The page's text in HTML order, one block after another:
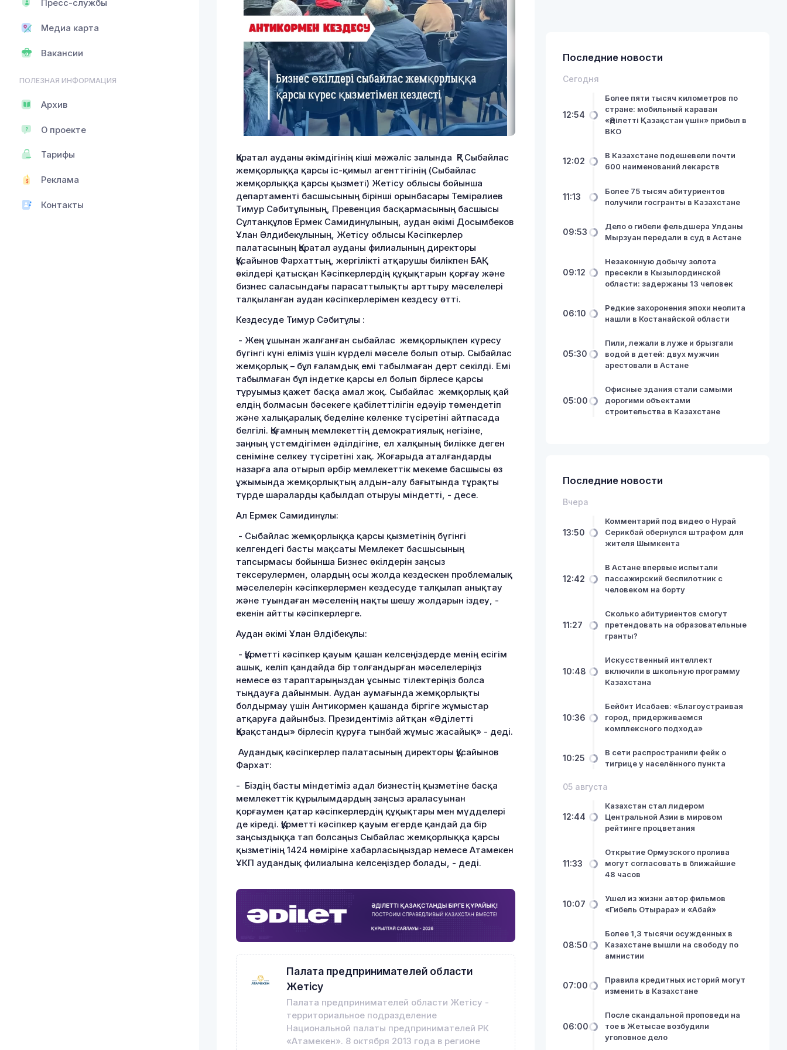
Пресс-службы
Медиа карта
Вакансии
ПОЛЕЗНАЯ ИНФОРМАЦИЯ
Архив
О проекте
Тарифы
Реклама
Контакты
Қаратал ауданы әкімдігінің кіші мәжәліс залында ҚР Сыбайлас
жемқорлыққа қарсы іс-қимыл агенттігінің (Сыбайлас
жемқорлыққа қарсы қызметі) Жетісу облысы бойынша
департаменті басшысының бірінші орынбасары Темірәлиев
Тимур Сәбитұлының, Превенция басқармасының басшысы
Сұлтанқұлов Ермек Самидинұлының, аудан әкімі Досымбеков
Ұлан Әлдибекұлының, Жетісу облысы Кәсіпкерлер
палатасының Қаратал ауданы филиалының директоры
Құсайынов Фархаттың, жергілікті атқарушы билікпен БАҚ
өкілдері қатысқан Кәсіпкерлердің құқықтарын қорғау және
бизнес саласындағы парасаттылықты арттыру мәселелері
талқыланған аудан кәсіпкерлерімен кездесу өтті.
Кездесуде Тимур Сәбитұлы :
- Жең ұшынан жалғанған сыбайлас жемқорлықпен күресу
бүгінгі күні еліміз үшін күрделі мәселе болып отыр. Сыбайлас
жемқорлық – бұл ғаламдық емі табылмаған дерт секілді. Емі
табылмаған бұл індетке қарсы ел болып бірлесе қарсы
тұруымыз қажет басқа амал жоқ. Сыбайлас жемқорлық қай
елдің болмасын бәсекеге қабілеттілігін едәуір төмендетіп
және халықаралық беделіне көленке түсіретіні айтпасада
белгілі. Қоғамның мемлекеттің демократиялық негізіне,
заңның үстемдігімен әділдігіне, ел халқының билікке деген
сеніміне селкеу түсіретіні хақ. Жоғарыда аталғандарды
назарға ала отырып әрбір мемлекеттік мекеме басшысы өз
ұжымында жемқорлықтың алдын-алу бағытында тұрақты
түрде шараларды қабылдап отыруы міндетті, - десе.
Ал Ермек Самидинұлы:
- Сыбайлас жемқорлыққа қарсы қызметінің бүгінгі
келгендегі басты мақсаты Мемлекет басшысының
тапсырмасы бойынша Бизнес өкілдерін заңсыз
тексерулермен, олардың осы жолда кездескен проблемалық
мәселелерін кәсіпкерлермен кездесуде талқылап анықтау
және туындаған мәселенің нақты шешу жолдарын іздеу, -
екенін айтты кәсіпкерлерге.
Аудан әкімі Ұлан Әлдібекұлы:
- Құрметті кәсіпкер қауым қашан келсеңіздерде менің есігім
ашық, келіп қандайда бір толғандырған мәселелеріңіз
немесе өз тараптарыңыздан ұсыныс тілектеріңіз болса
тыңдауға дайынмын. Аудан аумағында жемқорлықты
болдырмау үшін Антикормен қашанда біргіге жұмыстар
атқаруға дайынбыз. Президентіміз айтқан «Әділетті
Қазақстанды» бірлесіп құруға тынбай жұмыс жасайық» - деді.
Аудандық кәсіпкерлер палатасының директоры Құсайынов
Фархат:
- Біздің басты міндетіміз адал бизнестің қызметіне басқа
мемлекеттік құрылымдардың заңсыз араласуынан
қорғаумен қатар кәсіпкерлердің құқықтары мен мүдделері
де кіреді. Құрметті кәсіпкер қауым егерде қандай да бір
заңсыздыққа тап болсаңыз Сыбайлас жемқорлыққа қарсы
қызметінің 1424 нөміріне хабарласыңыздар немесе Атамекен
ҰКП аудандық филиалына келсеңіздер болады, - деді.
Палата предпринимателей области
Жетісу
Палата предпринимателей области Жетісу -
территориальное подразделение
Национальной палаты предпринимателей РК
«Атамекен». 8 октября 2013 года в регионе
Последние новости
Сегодня
12:54
Более пяти тысяч километров по
стране: мобильный караван
«Әділетті Қазақстан үшін» прибыл в
ВКО
12:02
В Казахстане подешевели почти
600 наименований лекарств
11:13
Более 75 тысяч абитуриентов
получили госгранты в Казахстане
09:53
Дело о гибели фельдшера Улданы
Мырзуан передали в суд в Астане
09:12
Незаконную добычу золота
пресекли в Кызылординской
области: задержаны 13 человек
06:10
Редкие захоронения эпохи неолита
нашли в Костанайской области
05:30
Пили, лежали в луже и брызгали
водой в детей: двух мужчин
арестовали в Астане
05:00
Офисные здания стали самыми
дорогими объектами
строительства в Казахстане
Последние новости
Вчера
13:50
Комментарий под видео о Нурай
Серикбай обернулся штрафом для
жителя Шымкента
12:42
В Астане впервые испытали
пассажирский беспилотник с
человеком на борту
11:27
Сколько абитуриентов смогут
претендовать на образовательные
гранты?
10:48
Искусственный интеллект
включили в школьную программу
Казахстана
10:36
Бейбит Исабаев: «Благоустраивая
город, придерживаемся
комплексного подхода»
10:25
В сети распространили фейк о
тигрице у населённого пункта
05 августа
12:44
Казахстан стал лидером
Центральной Азии в мировом
рейтинге процветания
11:33
Открытие Ормузского пролива
могут согласовать в ближайшие
48 часов
10:07
Ушел из жизни автор фильмов
«Гибель Отырара» и «Абай»
08:50
Более 1,3 тысячи осужденных в
Казахстане вышли на свободу по
амнистии
07:00
Правила кредитных историй могут
изменить в Казахстане
06:00
После скандальной проповеди на
тое в Жетысае возбудили
уголовное дело